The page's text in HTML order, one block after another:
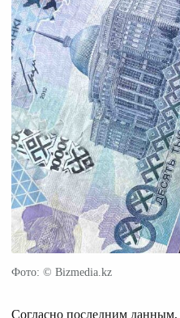
Фото: © Bizmedia.kz
Согласно последним данным,